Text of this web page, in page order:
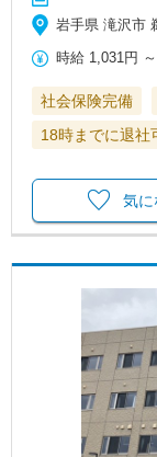
岩手県 滝沢市
時給 1,031円 ～
社会保険完備
18時までに退社
気に